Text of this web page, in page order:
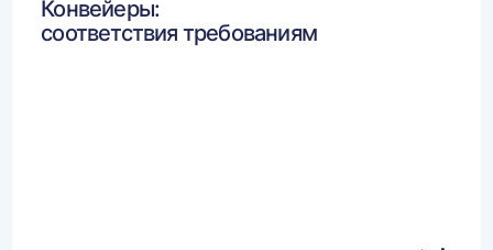
Конвейеры:
соответствия требованиям